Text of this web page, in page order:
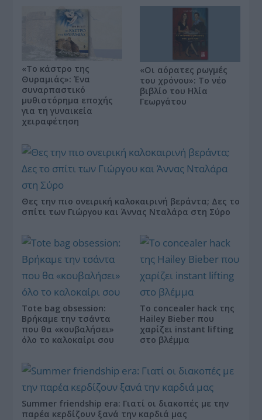
«Το κάστρο της
Θυραμιάς»: Ένα
συναρπαστικό
μυθιστόρημα εποχής
για τη γυναικεία
χειραφέτηση
«Οι αόρατες ρωγμές
του χρόνου»: Το νέο
βιβλίο του Ηλία
Γεωργάτου
Θες την πιο ονειρική καλοκαιρινή βεράντα; Δες το
σπίτι των Γιώργου και Άννας Νταλάρα στη Σύρο
Tote bag obsession:
Βρήκαμε την τσάντα
που θα «κουβαλήσει»
όλο το καλοκαίρι σου
Το concealer hack της
Hailey Bieber που
χαρίζει instant lifting
στο βλέμμα
Summer friendship era: Γιατί οι διακοπές με την
παρέα κερδίζουν ξανά την καρδιά μας